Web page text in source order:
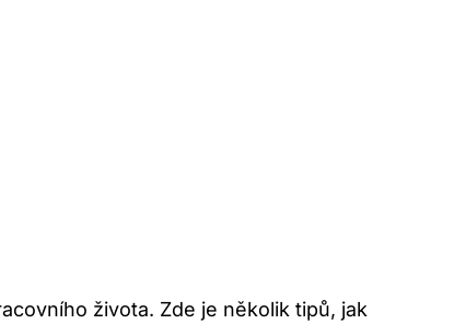
života. Zde je několik tipů, jak